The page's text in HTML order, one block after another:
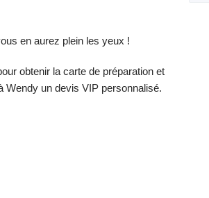
en aurez plein les yeux !
obtenir la carte de préparation et
Wendy un devis VIP personnalisé.